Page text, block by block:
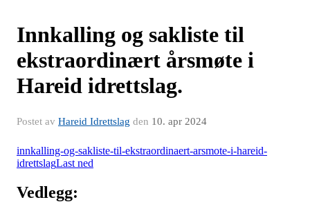
Innkalling og sakliste til
ekstraordinært årsmøte i
Hareid idrettslag.
Postet av Hareid Idrettslag den 10. apr 2024
innkalling-og-sakliste-til-ekstraordinaert-arsmote-i-hareid-
idrettslagLast ned
Vedlegg: